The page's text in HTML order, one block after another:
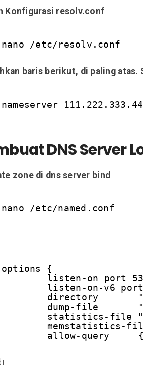
Konfigurasi resolv.conf
nano /etc/resolv.conf
baris berikut, di paling atas.
nameserver
DNS Server
zone di dns server bind
nano /etc/named.conf
options {
listen-on port
listen-on-v6
directory
dump-file
statistics-file "/
memstatistics-
allow-query